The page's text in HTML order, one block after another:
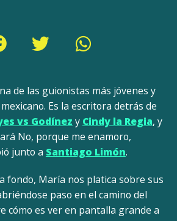
de las guionistas más jóvenes y
Es la escritora detrás de
vs Godínez y Cindy la Regia, y
No, porque me enamoro,
junto a Santiago Limón.
fondo, María nos platica sobre sus
paso en el camino del
cómo es ver en pantalla grande a